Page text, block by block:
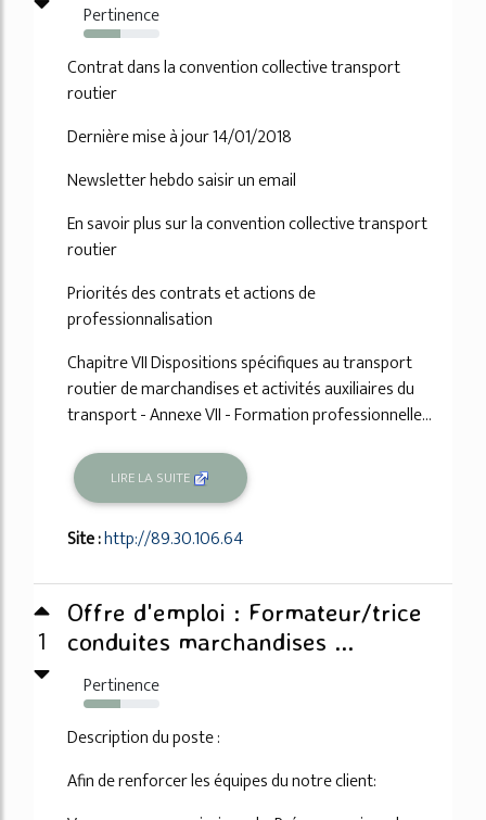
Pertinence
49%
Contrat dans la convention collective transport
routier
Dernière mise à jour 14/01/2018
Newsletter hebdo saisir un email
En savoir plus sur la convention collective transport
routier
Priorités des contrats et actions de
professionnalisation
Chapitre VII Dispositions spécifiques au transport
routier de marchandises et activités auxiliaires du
transport - Annexe VII - Formation professionnelle...
LIRE LA SUITE
Site :http://89.30.106.64
1
Offre d'emploi : Formateur/trice
conduites marchandises ...
Pertinence
48%
Description du poste :
Afin de renforcer les équipes du notre client: